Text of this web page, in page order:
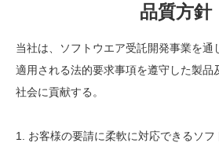
品質方針
当社は、ソフトウエア受託開発事業を通
適用される法的要求事項を遵守した製品
社会に貢献する。
1. お客様の要請に柔軟に対応できるソフ